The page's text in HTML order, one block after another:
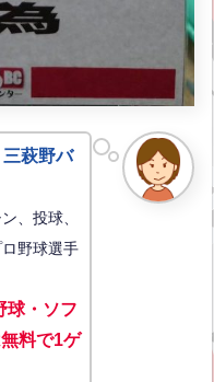
三萩野バ
、投球、
野球選手
球・ソフ
料で1ゲ